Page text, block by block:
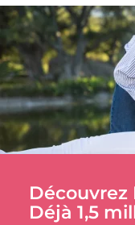
Déjà 1,5